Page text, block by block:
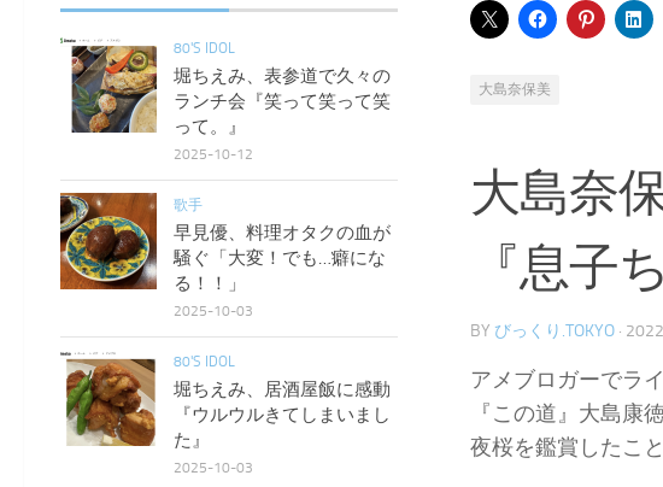
大島奈保美
大島奈
『息子
BY びっくり.TOKYO ·
アメブロガーでラ
『この道』大島
夜桜を鑑賞したこ
80'S IDOL
堀ちえみ、表参道で久々の
ランチ会『笑って笑って笑
って。』
2025-10-12
歌手
早見優、料理オタクの血が
騒ぐ「大変！でも…癖にな
る！！」
2025-10-03
80'S IDOL
堀ちえみ、居酒屋飯に感動
『ウルウルきてしまいまし
た』
2025-10-03